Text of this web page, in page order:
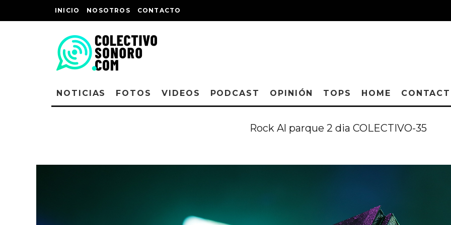
INICIO NOSOTROS CONTACTO
NOTICIAS FOTOS VIDEOS PODCAST OPINIÓN TOPS HOME
Rock Al parque 2 dia COLECTIVO-35